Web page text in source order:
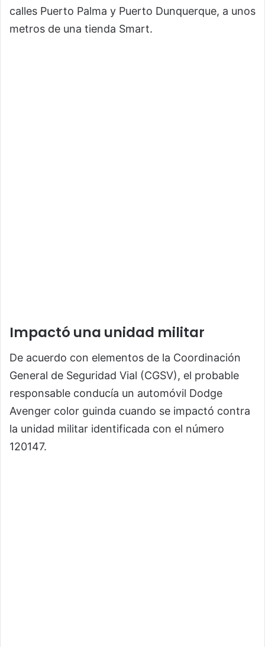
calles Puerto Palma y Puerto Dunquerque, a unos
metros de una tienda Smart.
Impactó una unidad militar
De acuerdo con elementos de la Coordinación
General de Seguridad Vial (CGSV), el probable
responsable conducía un automóvil Dodge
Avenger color guinda cuando se impactó contra
la unidad militar identificada con el número
120147.